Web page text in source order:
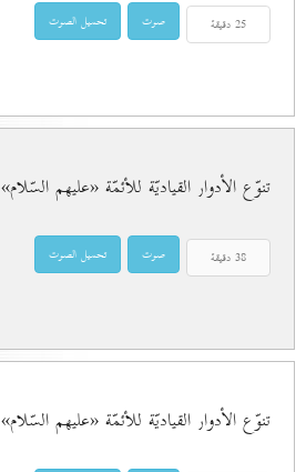
تنوّع الأدوار القياديّة للأئمّة «عليهم السّلام»
تنوّع الأدوار القياديّة للأئمّة «عليهم السّلام»